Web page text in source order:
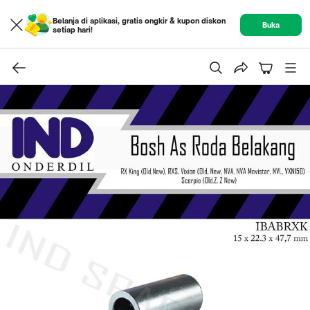
Belanja di aplikasi, gratis ongkir & kupon diskon
setiap hari!
Buka